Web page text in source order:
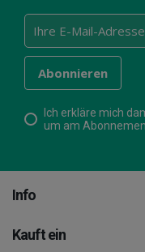
Ich erkläre mich
um am
Info
Kauft ein